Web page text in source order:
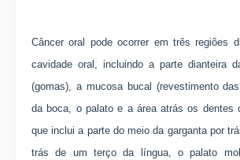
Câncer oral pode ocorrer em três regiões
cavidade oral, incluindo a parte dianteira
(gomas), a mucosa bucal (revestimento
da boca, o palato e a área atrás os dentes
que inclui a parte do meio da garganta por
trás de um terço da língua, o palato